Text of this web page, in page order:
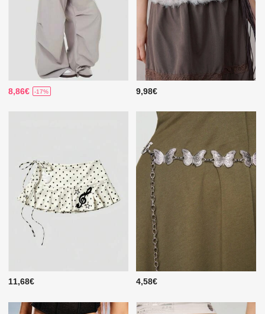
8,86€ -17% 9,98€
11,68€ 4,58€